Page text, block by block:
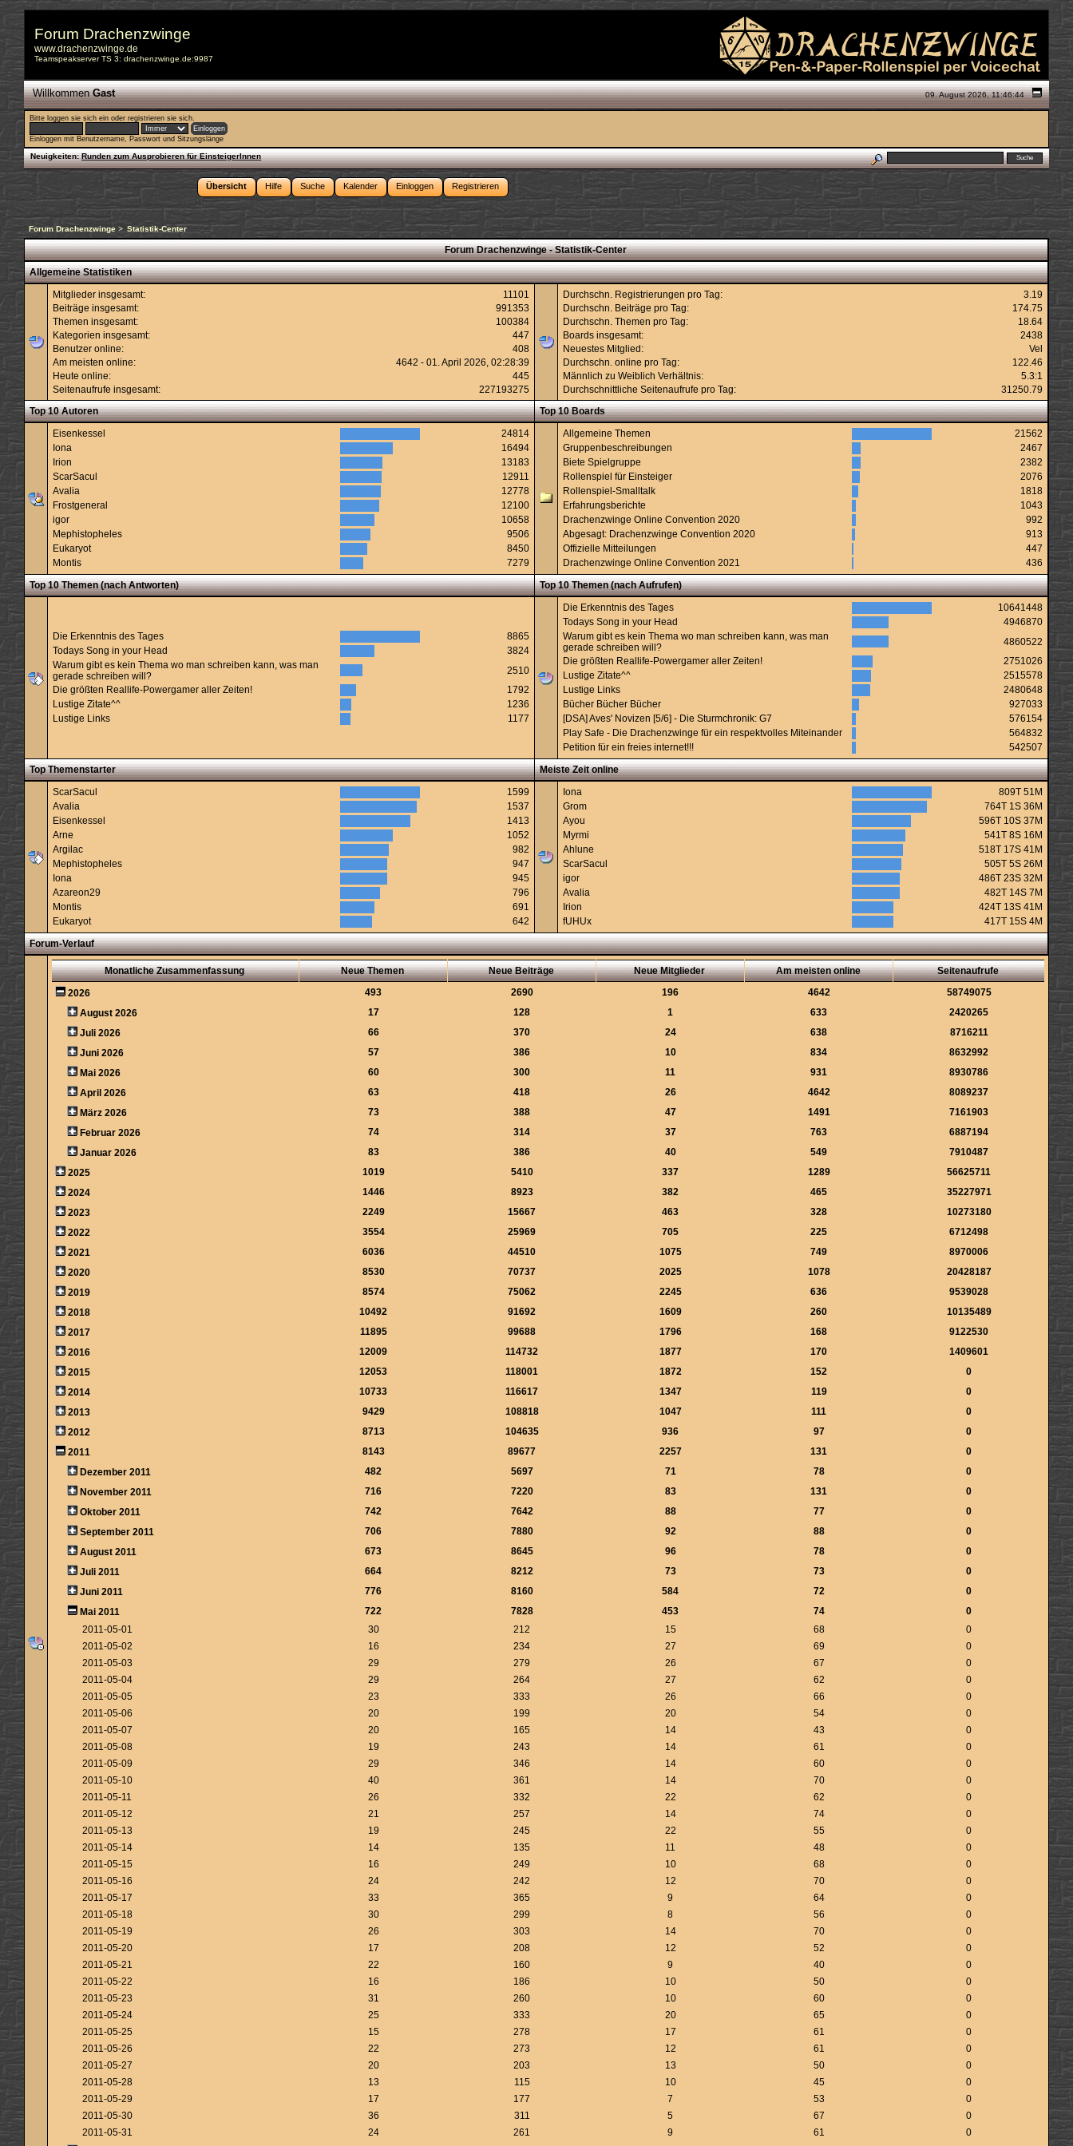
Forum Drachenzwinge
www.drachenzwinge.de
Teamspeakserver TS 3: drachenzwinge.de:9987
09. August 2026, 11:46:44
WillkommenGast
Bitte loggen sie sich ein oderregistrieren sie sich.
Einloggen mit Benutzername, Passwort und Sitzungslänge
Neuigkeiten: Runden zum Ausprobieren für EinsteigerInnen
Übersicht Hilfe Suche Kalender Einloggen Registrieren
Forum Drachenzwinge > Statistik-Center
Forum Drachenzwinge - Statistik-Center
Allgemeine Statistiken
Mitglieder insgesamt:
11101
Beiträge insgesamt:
991353
Themen insgesamt:
100384
Kategorien insgesamt:
447
Benutzer online:
408
Am meisten online:
4642 - 01. April 2026, 02:28:39
Heute online:
445
Seitenaufrufe insgesamt:
227193275
Durchschn. Registrierungen pro Tag:
3.19
Durchschn. Beiträge pro Tag:
174.75
Durchschn. Themen pro Tag:
18.64
Boards insgesamt:
2438
Neuestes Mitglied:
Vel
Durchschn. online pro Tag:
122.46
Männlich zu Weiblich Verhältnis:
5.3:1
Durchschnittliche Seitenaufrufe pro Tag:
31250.79
Top 10 Autoren
Top 10 Boards
Eisenkessel
24814
Iona
16494
Irion
13183
ScarSacul
12911
Avalia
12778
Frostgeneral
12100
igor
10658
Mephistopheles
9506
Eukaryot
8450
Montis
7279
Allgemeine Themen
21562
Gruppenbeschreibungen
2467
Biete Spielgruppe
2382
Rollenspiel für Einsteiger
2076
Rollenspiel-Smalltalk
1818
Erfahrungsberichte
1043
Drachenzwinge Online Convention 2020
992
Abgesagt: Drachenzwinge Convention 2020
913
Offizielle Mitteilungen
447
Drachenzwinge Online Convention 2021
436
Top 10 Themen (nach Antworten)
Top 10 Themen (nach Aufrufen)
Die Erkenntnis des Tages
8865
Todays Song in your Head
3824
Warum gibt es kein Thema wo man schreiben kann, was man
gerade schreiben will?
2510
Die größten Reallife-Powergamer aller Zeiten!
1792
Lustige Zitate^^
1236
Lustige Links
1177
Die Erkenntnis des Tages
10641448
Todays Song in your Head
4946870
Warum gibt es kein Thema wo man schreiben kann, was man
gerade schreiben will?
4860522
Die größten Reallife-Powergamer aller Zeiten!
2751026
Lustige Zitate^^
2515578
Lustige Links
2480648
Bücher Bücher Bücher
927033
[DSA] Aves' Novizen [5/6] - Die Sturmchronik: G7
576154
Play Safe - Die Drachenzwinge für ein respektvolles Miteinander
564832
Petition für ein freies internet!!!
542507
Top Themenstarter
Meiste Zeit online
ScarSacul
1599
Avalia
1537
Eisenkessel
1413
Arne
1052
Argilac
982
Mephistopheles
947
Iona
945
Azareon29
796
Montis
691
Eukaryot
642
Iona
809T 51M
Grom
764T 1S 36M
Ayou
596T 10S 37M
Myrmi
541T 8S 16M
Ahlune
518T 17S 41M
ScarSacul
505T 5S 26M
igor
486T 23S 32M
Avalia
482T 14S 7M
Irion
424T 13S 41M
fUHUx
417T 15S 4M
Forum-Verlauf
Monatliche Zusammenfassung Neue Themen Neue Beiträge Neue Mitglieder Am meisten online
Seitenaufrufe
2026
493 2690 196 4642
58749075
August 2026
17 128 1 633
2420265
Juli 2026
66 370 24 638
8716211
Juni 2026
57 386 10 834
8632992
Mai 2026
60 300 11 931
8930786
April 2026
63 418 26 4642
8089237
März 2026
73 388 47 1491
7161903
Februar 2026
74 314 37 763
6887194
Januar 2026
83 386 40 549
7910487
2025
1019 5410 337 1289
56625711
2024
1446 8923 382 465
35227971
2023
2249 15667 463 328
10273180
2022
3554 25969 705 225
6712498
2021
6036 44510 1075 749
8970006
2020
8530 70737 2025 1078
20428187
2019
8574 75062 2245 636
9539028
2018
10492 91692 1609 260
10135489
2017
11895 99688 1796 168
9122530
2016
12009 114732 1877 170
1409601
2015
12053 118001 1872 152
0
2014
10733 116617 1347 119
0
2013
9429 108818 1047 111
0
2012
8713 104635 936 97
0
2011
8143 89677 2257 131
0
Dezember 2011
482 5697 71 78
0
November 2011
716 7220 83 131
0
Oktober 2011
742 7642 88 77
0
September 2011
706 7880 92 88
0
August 2011
673 8645 96 78
0
Juli 2011
664 8212 73 73
0
Juni 2011
776 8160 584 72
0
Mai 2011
722 7828 453 74
0
2011-05-01
30 212 15 68
0
2011-05-02
16 234 27 69
0
2011-05-03
29 279 26 67
0
2011-05-04
29 264 27 62
0
2011-05-05
23 333 26 66
0
2011-05-06
20 199 20 54
0
2011-05-07
20 165 14 43
0
2011-05-08
19 243 14 61
0
2011-05-09
29 346 14 60
0
2011-05-10
40 361 14 70
0
2011-05-11
26 332 22 62
0
2011-05-12
21 257 14 74
0
2011-05-13
19 245 22 55
0
2011-05-14
14 135 11 48
0
2011-05-15
16 249 10 68
0
2011-05-16
24 242 12 70
0
2011-05-17
33 365 9 64
0
2011-05-18
30 299 8 56
0
2011-05-19
26 303 14 70
0
2011-05-20
17 208 12 52
0
2011-05-21
22 160 9 40
0
2011-05-22
16 186 10 50
0
2011-05-23
31 260 10 60
0
2011-05-24
25 333 20 65
0
2011-05-25
15 278 17 61
0
2011-05-26
22 273 12 61
0
2011-05-27
20 203 13 50
0
2011-05-28
13 115 10 45
0
2011-05-29
17 177 7 53
0
2011-05-30
36 311 5 67
0
2011-05-31
24 261 9 61
0